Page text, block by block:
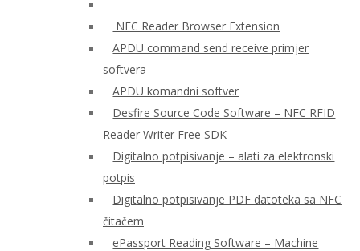
NFC Reader Browser Extension
APDU command send receive primjer
softvera
APDU komandni softver
Desfire Source Code Software – NFC RFID
Reader Writer Free SDK
Digitalno potpisivanje – alati za elektronski
potpis
Digitalno potpisivanje PDF datoteka sa NFC
čitačem
ePassport Reading Software – Machine